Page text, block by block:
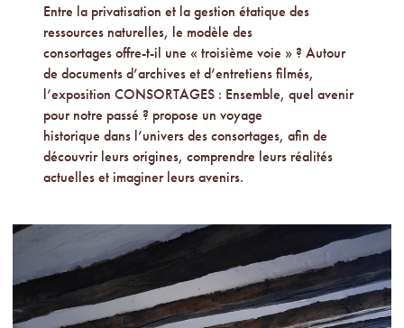
Entre la privatisation et la gestion étatique des
ressources naturelles, le modèle des
consortages offre-t-il une « troisième voie » ? Autour
de documents d’archives et d’entretiens filmés,
l’exposition CONSORTAGES : Ensemble, quel avenir
pour notre passé ? propose un voyage
historique dans l’univers des consortages, afin de
découvrir leurs origines, comprendre leurs réalités
actuelles et imaginer leurs avenirs.